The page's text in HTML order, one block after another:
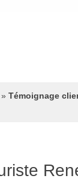
» Témoignage